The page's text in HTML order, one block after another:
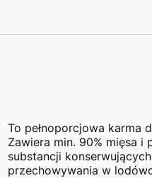
To pełnoporcjowa karma
Zawiera min. 90% mięsa
substancji
przechowywania w